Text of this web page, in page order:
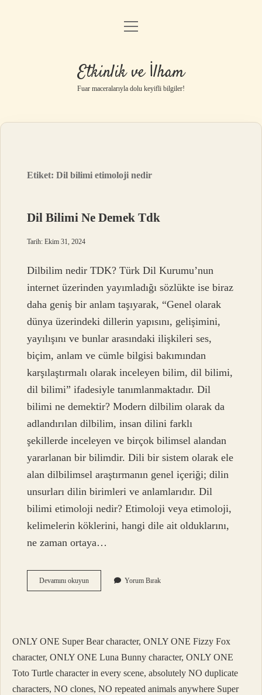
Anasayfa
Gizlilik Politikası
Yasal Uyarı
menüyü
Etkinlik ve İlham
Fuar maceralarıyla dolu keyifli bilgiler!
Etiket:Dil bilimi etimoloji nedir
Dil Bilimi Ne Demek Tdk
Tarih: Ekim 31, 2024
Dilbilim nedir TDK? Türk Dil Kurumu’nun
internet üzerinden yayımladığı sözlükte ise biraz
daha geniş bir anlam taşıyarak, “Genel olarak
dünya üzerindeki dillerin yapısını, gelişimini,
yayılışını ve bunlar arasındaki ilişkileri ses,
biçim, anlam ve cümle bilgisi bakımından
karşılaştırmalı olarak inceleyen bilim, dil bilimi,
dil bilimi” ifadesiyle tanımlanmaktadır. Dil
bilimi ne demektir? Modern dilbilim olarak da
adlandırılan dilbilim, insan dilini farklı
şekillerde inceleyen ve birçok bilimsel alandan
yararlanan bir bilimdir. Dili bir sistem olarak ele
alan dilbilimsel araştırmanın genel içeriği; dilin
unsurları dilin birimleri ve anlamlarıdır. Dil
bilimi etimoloji nedir? Etimoloji veya etimoloji,
kelimelerin köklerini, hangi dile ait olduklarını,
ne zaman ortaya…
Devamını okuyunDil
Bilimi
Yorum Bırak
ONLY ONE Super Bear character, ONLY ONE Fizzy Fox
character, ONLY ONE Luna Bunny character, ONLY ONE
Toto Turtle character in every scene, absolutely NO duplicate
characters, NO clones, NO repeated animals anywhere Super